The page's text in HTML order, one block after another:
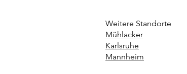
Weitere Standorte
Mühlacker
Karlsruhe
Mannheim